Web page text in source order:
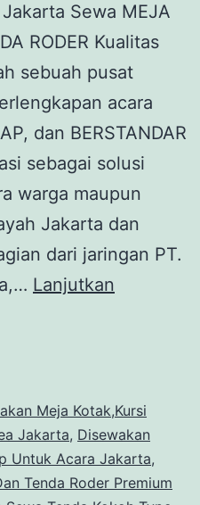
Sewa MEJA
RODER Kualitas
sebuah pusat
acara
dan BERSTANDAR
sebagai solusi
warga maupun
Jakarta dan
dari jaringan PT.
Lanjutkan
Meja Kotak,Kursi
Jakarta, Disewakan
Untuk Acara Jakarta,
Tenda Roder Premium